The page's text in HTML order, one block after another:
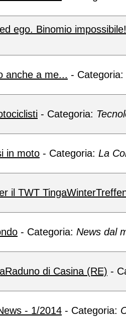
ego. Binomio impossibile!
anche a me... - Categoria:
- Categoria:
in moto - Categoria: La
il TWT
- Categoria: News dal
di Casina (RE) -
- 1/2014 - Categoria: